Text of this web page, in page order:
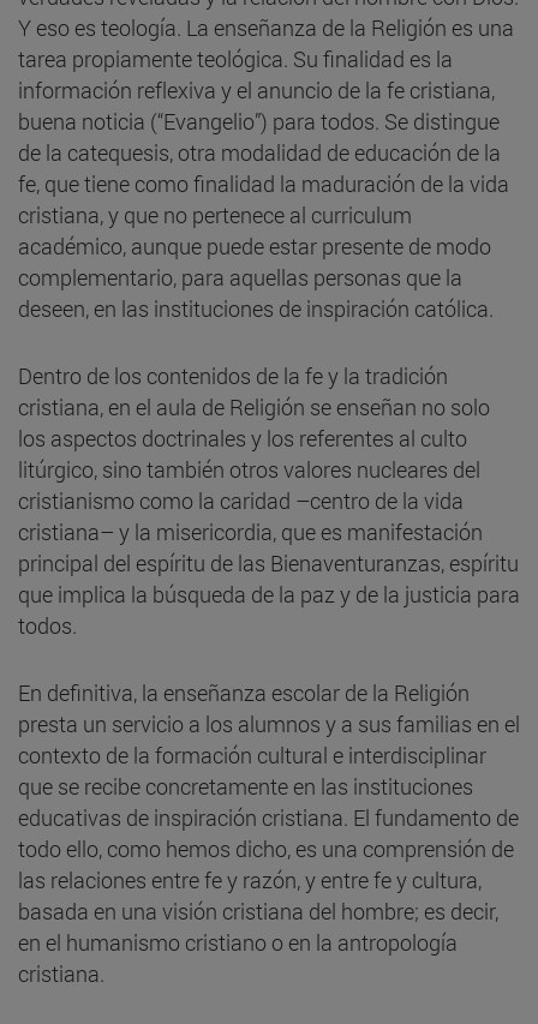
Y eso es teología. La enseñanza de la Religión es una
tarea propiamente teológica. Su finalidad es la
información reflexiva y el anuncio de la fe cristiana,
buena noticia (“Evangelio”) para todos. Se distingue
de la catequesis, otra modalidad de educación de la
fe, que tiene como finalidad la maduración de la vida
cristiana, y que no pertenece al curriculum
académico, aunque puede estar presente de modo
complementario, para aquellas personas que la
deseen, en las instituciones de inspiración católica.
Dentro de los contenidos de la fe y la tradición
cristiana, en el aula de Religión se enseñan no solo
los aspectos doctrinales y los referentes al culto
litúrgico, sino también otros valores nucleares del
cristianismo como la caridad –centro de la vida
cristiana– y la misericordia, que es manifestación
principal del espíritu de las Bienaventuranzas, espíritu
que implica la búsqueda de la paz y de la justicia para
todos.
En definitiva, la enseñanza escolar de la Religión
presta un servicio a los alumnos y a sus familias en el
contexto de la formación cultural e interdisciplinar
que se recibe concretamente en las instituciones
educativas de inspiración cristiana. El fundamento de
todo ello, como hemos dicho, es una comprensión de
las relaciones entre fe y razón, y entre fe y cultura,
basada en una visión cristiana del hombre; es decir,
en el humanismo cristiano o en la antropología
cristiana.